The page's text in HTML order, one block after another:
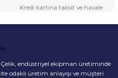
Kredi kartına taksit ve havale
Çelik, endüstriyel ekipman üretiminde
odaklı üretim anlayışı ve müşteri